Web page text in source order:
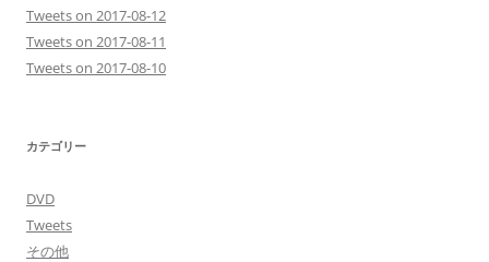
Tweets on 2017-08-12
Tweets on 2017-08-11
Tweets on 2017-08-10
カテゴリー
DVD
Tweets
その他